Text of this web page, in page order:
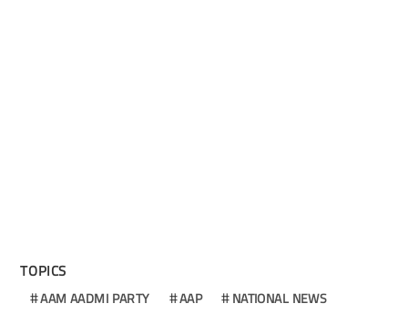
TOPICS
AAM AADMI PARTY AAP NATIONAL NEWS